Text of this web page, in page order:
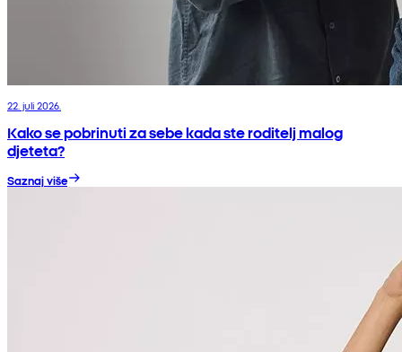
22. juli 2026.
Kako se pobrinuti za sebe kada ste roditelj malog
djeteta?
Saznaj više